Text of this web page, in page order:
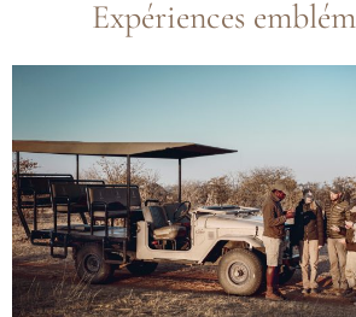
Expériences